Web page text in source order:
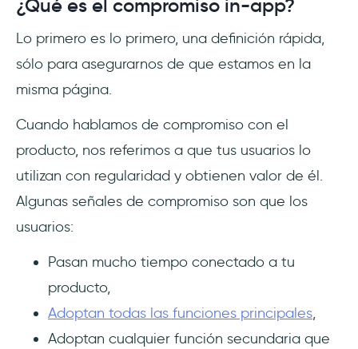
¿Qué es el compromiso in-app?
Lo primero es lo primero, una definición rápida,
sólo para asegurarnos de que estamos en la
misma página.
Cuando hablamos de compromiso con el
producto, nos referimos a que tus usuarios lo
utilizan con regularidad y obtienen valor de él.
Algunas señales de compromiso son que los
usuarios:
Pasan mucho tiempo conectado a tu
producto,
Adoptan todas las funciones principales,
Adoptan cualquier función secundaria que